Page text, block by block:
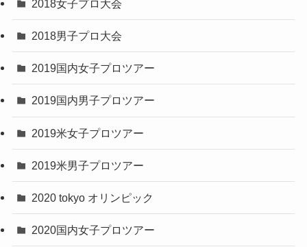
2018女子プロ大会
2018男子プロ大会
2019国内女子プロツアー
2019国内男子プロツアー
2019米女子プロツアー
2019米男子プロツアー
2020 tokyo オリンピック
2020国内女子プロツアー